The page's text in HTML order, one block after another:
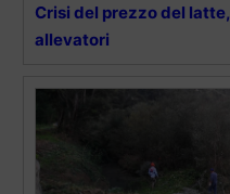
Crisi del prezzo del
allevatori